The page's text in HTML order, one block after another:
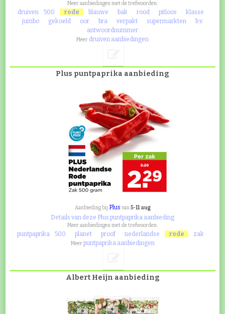
Meer aanbiedingen met de trefwoorden:
druiven 500 rode blauwe bak rood pitloos
klasse
jumbo
gekoeld oor bra verpakt supermarkten
b.v.
antwoordnummer
Meer druiven aanbiedingen
Plus puntpaprika aanbieding
Aanbieding bij Plus van5-11 aug
Details van deze Plus puntpaprika aanbieding
Meer aanbiedingen met de trefwoorden:
puntpaprika 500 planet proof nederlandse rode zak
Meer puntpaprika aanbiedingen
Albert Heijn aanbieding